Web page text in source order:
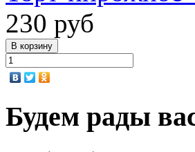
230 руб
Будем рады